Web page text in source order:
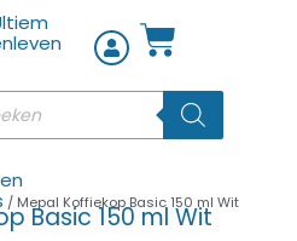
/ Mepal Koffiekop Basic 150 ml Wit
Basic 150 ml Wit